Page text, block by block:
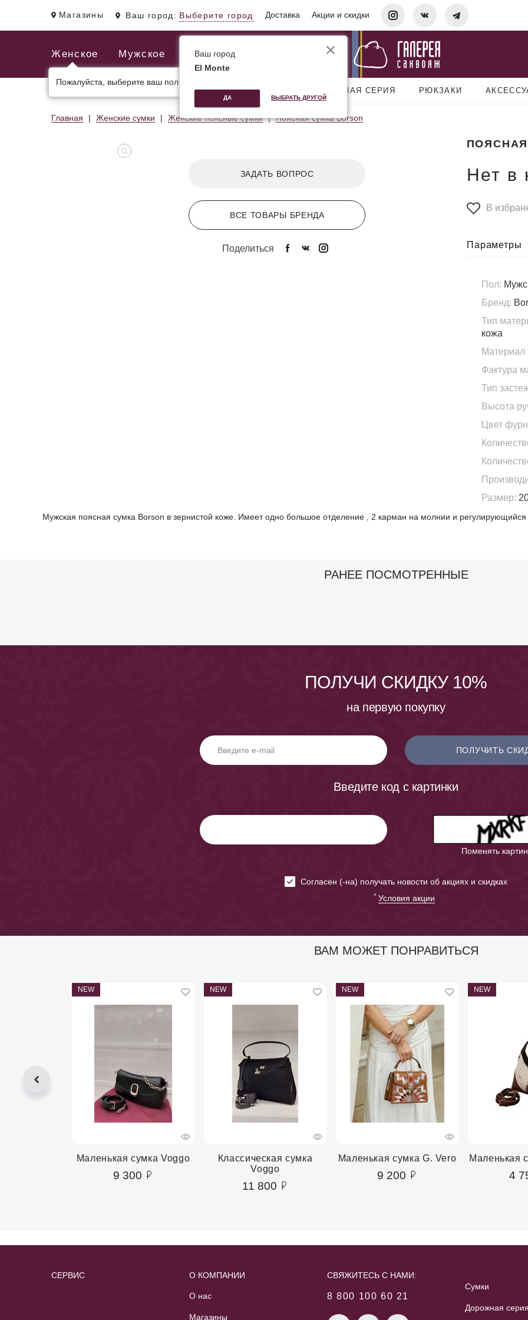
Магазины Ваш город: Выберите город Доставка Акции и скидки
Женское Мужское
Пожалуйста, выберите ваш пол.
МУЖСКИЕ И ДЕЛОВЫЕ СУМКИ ДОРОЖНАЯ СЕРИЯ РЮКЗАКИ
Главная Женские сумки Женские поясные сумки Поясная сумка Borson
ЗАДАТЬ ВОПРОС
ВСЕ ТОВАРЫ БРЕНДА
Поделиться
ПОЯСНАЯ
Нет в
В
Параметры
Пол:
Бренд:
Тип
кожа
Материал
Фактура
Тип
Высота
Цвет
Размер:
Мужская поясная сумка Borson в зернистой коже. Имеет одно большое отделение , 2 карман на молнии и
РАНЕЕ ПОСМОТРЕННЫЕ
ПОЛУЧИ СКИДКУ 10%
на первую покупку
ПОЛУЧИТЬ
Введите код с картинки
Поменять
Cогласен (-на) получать новости об акциях и скидках
* Условия акции
ВАМ МОЖЕТ ПОНРАВИТЬСЯ
NEW
Маленькая сумка Voggo
9 300
NEW
Классическая сумка
Voggo
11 800
NEW
Маленькая сумка G. Vero
9 200
NEW
Маленькая
4
СЕРВИС О КОМПАНИИ
О нас
Магазины
СВЯЖИТЕСЬ С НАМИ:
8 800 100 60 21
Сумки
Дорожная
Ваш город
El Monte
ДА ВЫБРАТЬ ДРУГОЙ